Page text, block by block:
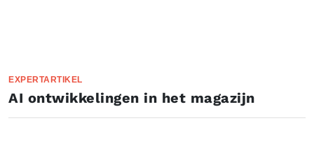
EXPERTARTIKEL
AI ontwikkelingen in het magazijn